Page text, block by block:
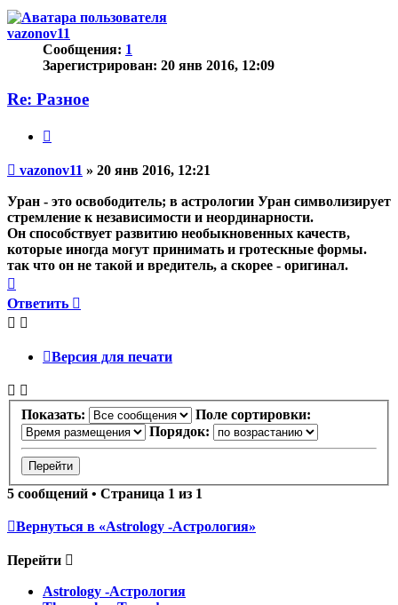
началу
vazonov11
Сообщения: 1
Зарегистрирован: 20 янв 2016, 12:09
Re: Разное
Непрочитанное
vazonov11 » 20 янв 2016, 12:21
Уран - это освободитель; в астрологии Уран символизирует
стремление к независимости и неординарности.
Он способствует развитию необыкновенных качеств,
которые иногда могут принимать и гротескные формы.
так что он не такой и вредитель, а скорее - оригинал.
к
началу
Ответить
Версия для печати
Показать:
Поле сортировки:
Порядок:
5 сообщений • Страница 1 из 1
Вернуться в «Astrology -Астрология»
Перейти
Astrology -Астрология